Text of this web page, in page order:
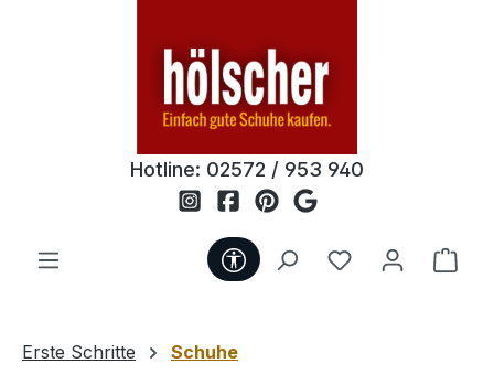
Hotline: 02572 / 953 940
Werkzeugleiste anzeigen
Du hast 0
Erste Schritte Schuhe